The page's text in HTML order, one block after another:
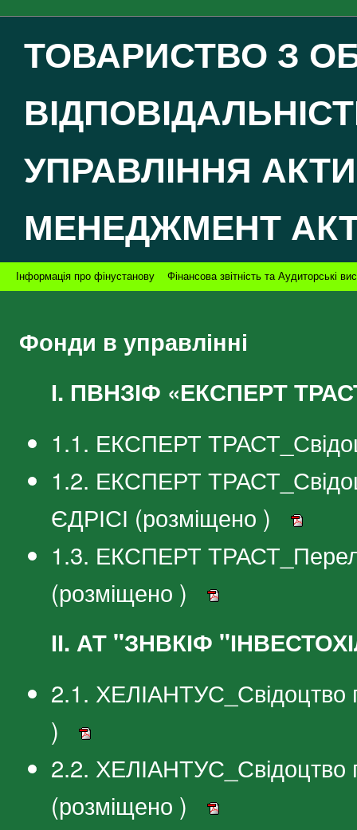
ТОВАРИСТВО З
УПРАВЛІННЯ
МЕНЕДЖМЕНТ
Інформація про фінустанову Фінансова звітність та Аудиторські
Фонди в управлінні
І. ПВНЗІФ «ЕКСПЕРТ
1.1. ЕКСПЕРТ
1.2. ЕКСПЕРТ
ЄДРІСІ (розміщено )
1.3. ЕКСПЕРТ
(розміщено )
ІІ. АТ "ЗНВКІФ
2.1. ХЕЛІАНТУС_Свідоцтво
)
2.2. ХЕЛІАНТУС_Свідоцтво
(розміщено )